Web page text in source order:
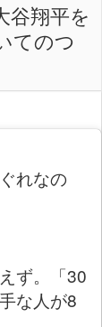
谷翔平を
てのつ
れなの
ず。「30
な人が8